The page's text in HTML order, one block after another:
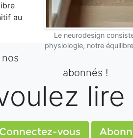
Le neurodesign
physiologie, notre
au
abonnés !
Connectez-vous